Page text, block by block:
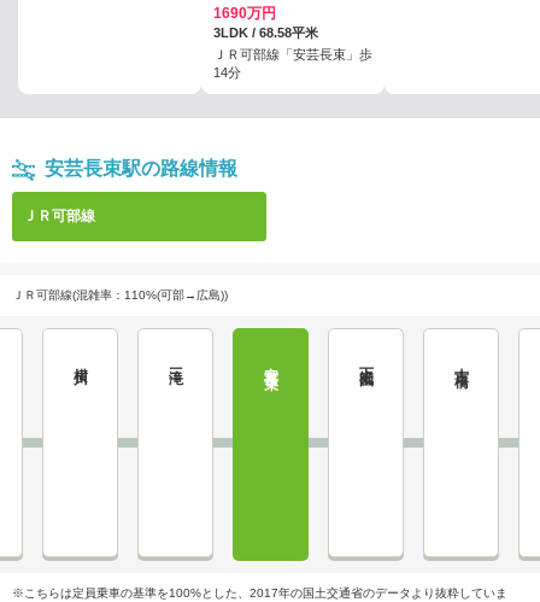
1690万円
3LDK / 68.58平米
ＪＲ可部線「安芸長束」歩
14分
安芸長束駅の路線情報
ＪＲ可部線
ＪＲ可部線(混雑率：110%(可部→広島))
※こちらは定員乗車の基準を100%とした、2017年の国土交通省のデータより抜粋していま